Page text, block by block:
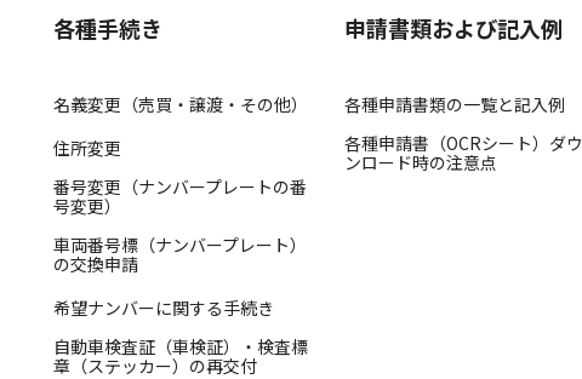
各種手続き
名義変更（売買・譲渡・その他）
住所変更
番号変更（ナンバープレートの番
号変更）
車両番号標（ナンバープレート）
の交換申請
希望ナンバーに関する手続き
自動車検査証（車検証）・検査標
章（ステッカー）の再交付
申請書類および記入例
各種申請書類の一覧と記入例
各種申請書（OCRシート）ダウ
ンロード時の注意点